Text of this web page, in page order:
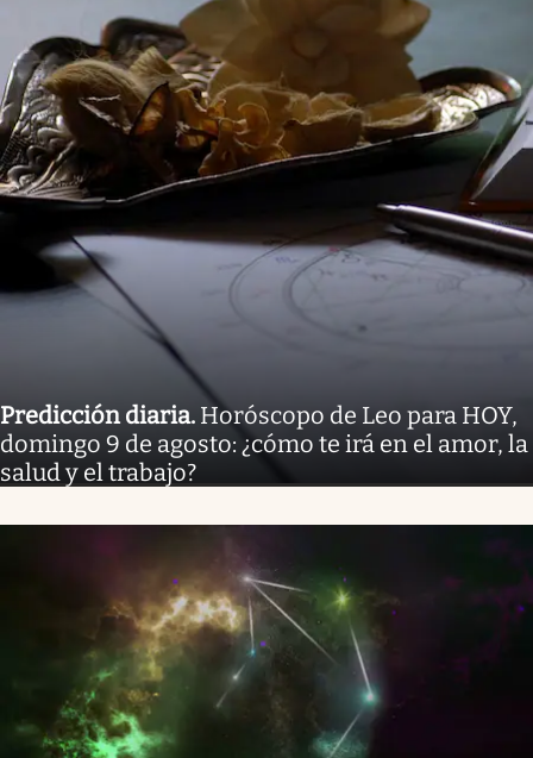
Predicción diaria. Horóscopo de Leo para HOY,
domingo 9 de agosto: ¿cómo te irá en el amor, la
salud y el trabajo?